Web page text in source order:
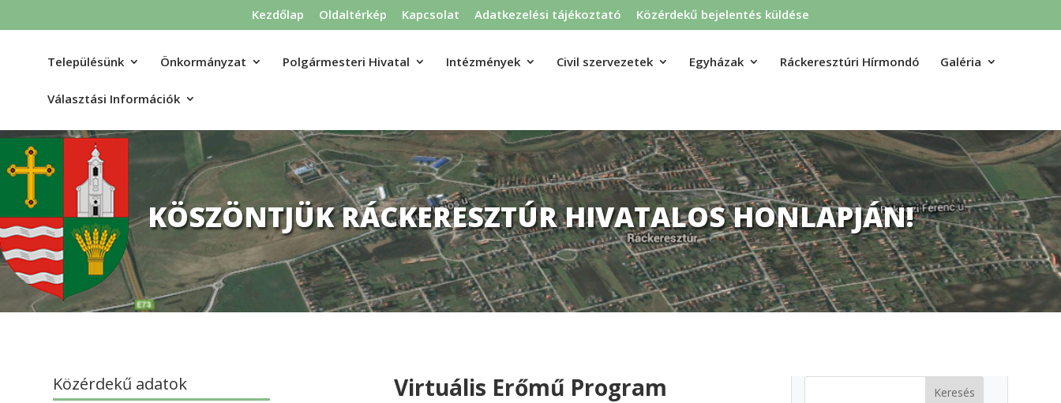
Kezdőlap Oldaltérkép Kapcsolat Adatkezelési tájékoztató Közérdekű bejelentés küldése
Településünk Önkormányzat Polgármesteri Hivatal Intézmények Civil szervezetek Egyházak Ráckeresztúri Hírmondó Galéria
Választási Információk
KÖSZÖNTJÜK RÁCKERESZTÚR HIVATALOS HONLAPJÁN!
Közérdekű adatok Virtuális Erőmű Program